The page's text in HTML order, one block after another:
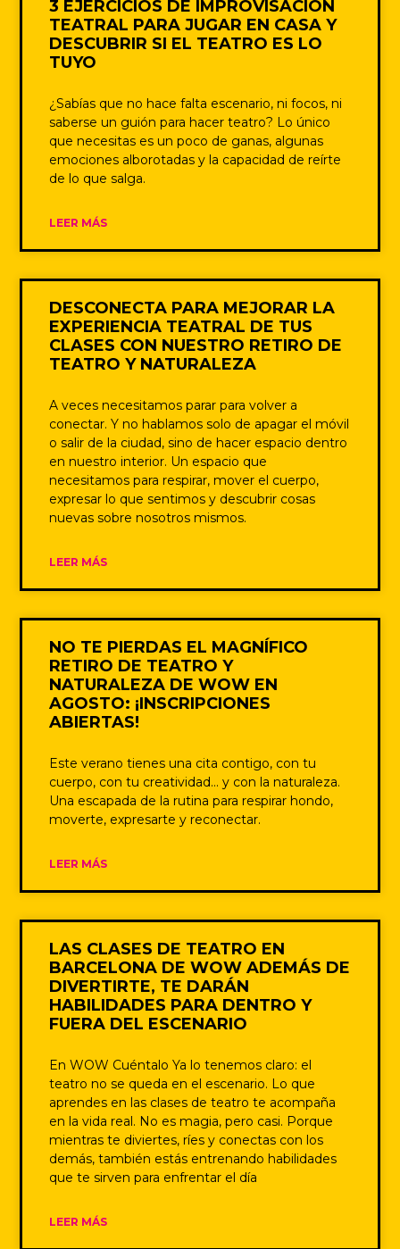
3 EJERCICIOS DE IMPROVISACIÓN
TEATRAL PARA JUGAR EN CASA Y
DESCUBRIR SI EL TEATRO ES LO
TUYO
¿Sabías que no hace falta escenario, ni focos, ni
saberse un guión para hacer teatro? Lo único
que necesitas es un poco de ganas, algunas
emociones alborotadas y la capacidad de reírte
de lo que salga.
LEER MÁS
DESCONECTA PARA MEJORAR LA
EXPERIENCIA TEATRAL DE TUS
CLASES CON NUESTRO RETIRO DE
TEATRO Y NATURALEZA
A veces necesitamos parar para volver a
conectar. Y no hablamos solo de apagar el móvil
o salir de la ciudad, sino de hacer espacio dentro
en nuestro interior. Un espacio que
necesitamos para respirar, mover el cuerpo,
expresar lo que sentimos y descubrir cosas
nuevas sobre nosotros mismos.
LEER MÁS
NO TE PIERDAS EL MAGNÍFICO
RETIRO DE TEATRO Y
NATURALEZA DE WOW EN
AGOSTO: ¡INSCRIPCIONES
ABIERTAS!
Este verano tienes una cita contigo, con tu
cuerpo, con tu creatividad… y con la naturaleza.
Una escapada de la rutina para respirar hondo,
moverte, expresarte y reconectar.
LEER MÁS
LAS CLASES DE TEATRO EN
BARCELONA DE WOW ADEMÁS DE
DIVERTIRTE, TE DARÁN
HABILIDADES PARA DENTRO Y
FUERA DEL ESCENARIO
En WOW Cuéntalo Ya lo tenemos claro: el
teatro no se queda en el escenario. Lo que
aprendes en las clases de teatro te acompaña
en la vida real. No es magia, pero casi. Porque
mientras te diviertes, ríes y conectas con los
demás, también estás entrenando habilidades
que te sirven para enfrentar el día
LEER MÁS